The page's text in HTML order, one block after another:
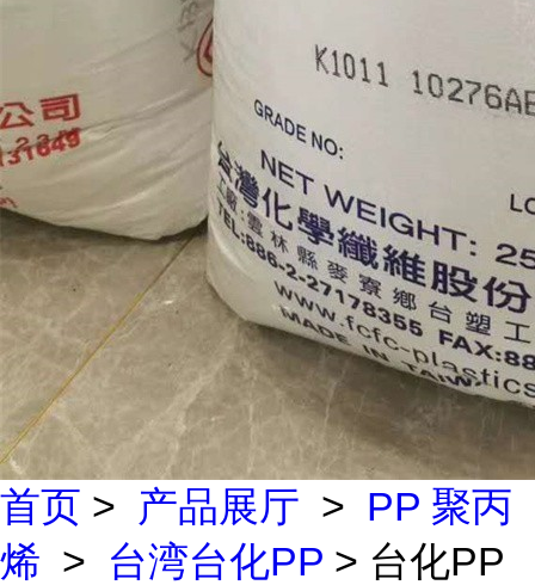
首页 > 产品展厅 > PP 聚丙
烯 > 台湾台化PP > 台化PP